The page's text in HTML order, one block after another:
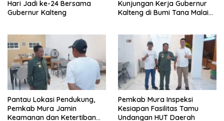
Hari Jadi ke-24 Bersama
Gubernur Kalteng
Kunjungan Kerja Gubernur
Kalteng di Bumi Tana Malai
Pantau Lokasi Pendukung,
Pemkab Mura Jamin
Keamanan dan Ketertiban
Pemkab Mura Inspeksi
Kesiapan Fasilitas Tamu
Undangan HUT Daerah